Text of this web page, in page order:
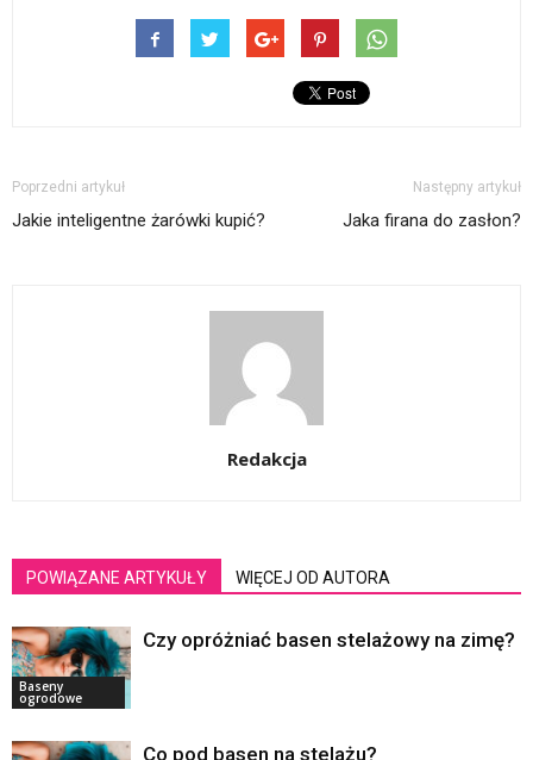
Poprzedni artykuł
Jakie inteligentne żarówki kupić?
Następny artykuł
Jaka firana do zasłon?
Redakcja
POWIĄZANE ARTYKUŁY WIĘCEJ OD AUTORA
Baseny
ogrodowe
Czy opróżniać basen stelażowy na zimę?
Co pod basen na stelażu?